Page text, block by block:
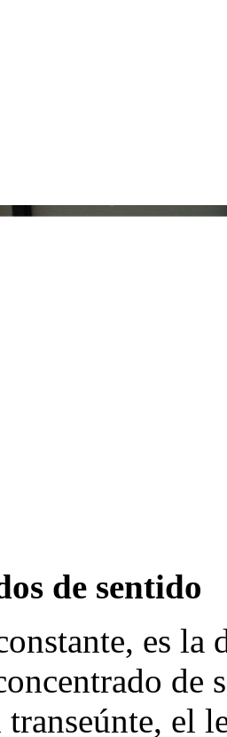
de sentido
es la
el